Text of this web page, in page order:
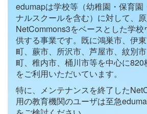
edumapは学校等（幼稚園・保育園
ナルスクールを含む）に対して、
NetCommons3をベースとした学
供する事業です。既に鴻巣市、伊
町、蕨市、所沢市、芦屋市、紋別
町、稚内市、桶川市等を中心に
をご利用いただいています。
特に、メンテナンスを終了した
用の教育機関のユーザは至急